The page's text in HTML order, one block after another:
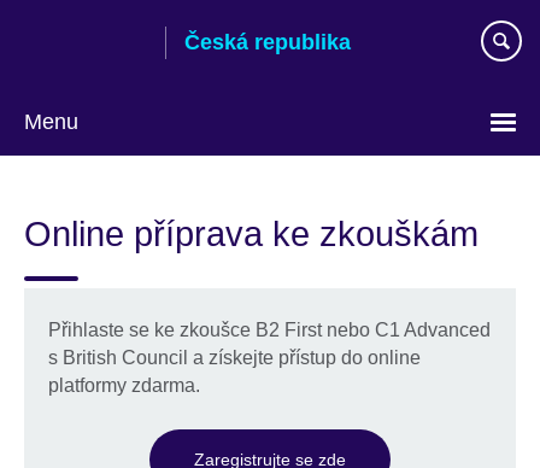
Česká republika
Menu
jazyk
Online příprava ke zkouškám
Přihlaste se ke zkoušce B2 First nebo C1 Advanced
s British Council a získejte přístup do online
platformy zdarma.
Zaregistrujte se zde